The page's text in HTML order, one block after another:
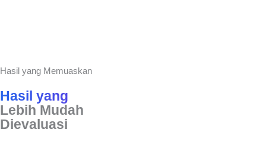
Hasil yang Memuaskan
Hasil yang
Lebih Mudah
Dievaluasi